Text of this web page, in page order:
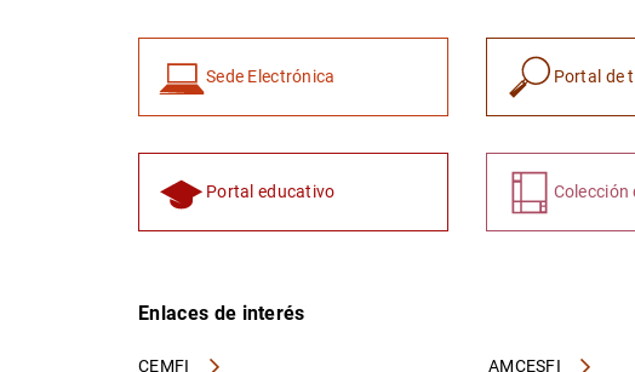
Sede Electrónica Portal de
Portal educativo Colección
Enlaces de interés
CEMFI AMCESFI